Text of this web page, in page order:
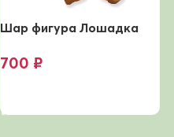
Шар фигура Лошадка
700 ₽